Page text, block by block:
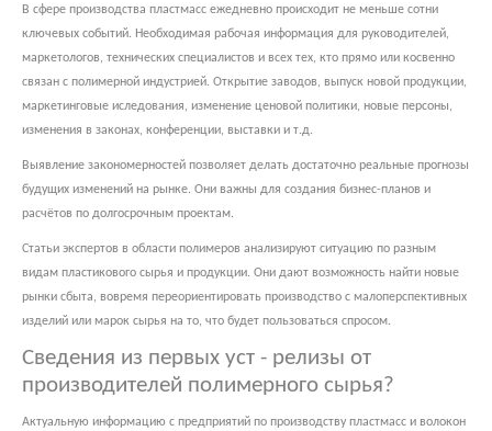
В сфере производства пластмасс ежедневно происходит не меньше сотни
ключевых событий. Необходимая рабочая информация для руководителей,
маркетологов, технических специалистов и всех тех, кто прямо или косвенно
связан с полимерной индустрией. Открытие заводов, выпуск новой продукции,
маркетинговые иследования, изменение ценовой политики, новые персоны,
изменения в законах, конференции, выставки и т.д.
Выявление закономерностей позволяет делать достаточно реальные прогнозы
будущих изменений на рынке. Они важны для создания бизнес-планов и
расчётов по долгосрочным проектам.
Статьи экспертов в области полимеров анализируют ситуацию по разным
видам пластикового сырья и продукции. Они дают возможность найти новые
рынки сбыта, вовремя переориентировать производство с малоперспективных
изделий или марок сырья на то, что будет пользоваться спросом.
Сведения из первых уст - релизы от
производителей полимерного сырья?
Актуальную информацию с предприятий по производству пластмасс и волокон